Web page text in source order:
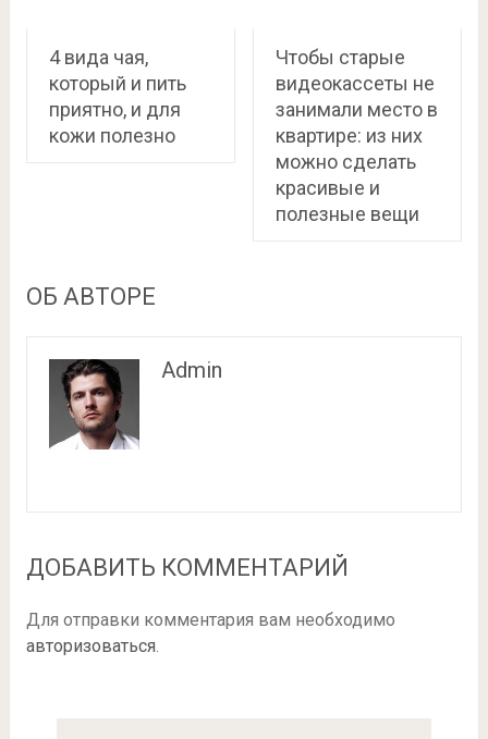
4 вида чая,
который и пить
приятно, и для
кожи полезно
Чтобы старые
видеокассеты не
занимали место в
квартире: из них
можно сделать
красивые и
полезные вещи
ОБ АВТОРЕ
Admin
ДОБАВИТЬ КОММЕНТАРИЙ
Для отправки комментария вам необходимо
авторизоваться.